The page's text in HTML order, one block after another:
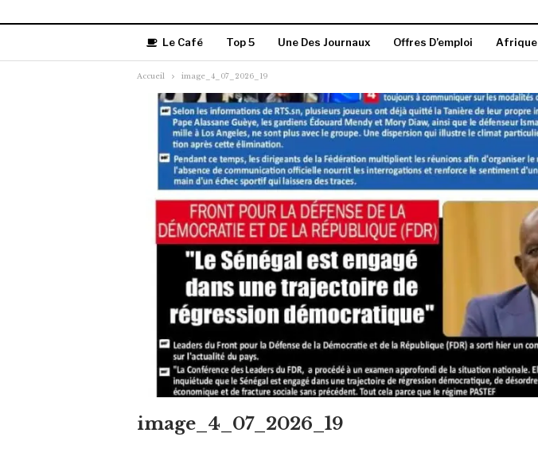
Le Café Top 5 Une Des Journaux Offres D’emploi Afrique
Accueil image_4_07_2026_19
image_4_07_2026_19